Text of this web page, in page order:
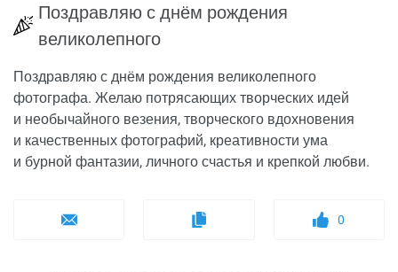
Поздравляю с днём рождения
великолепного
Поздравляю с днём рождения великолепного
фотографа. Желаю потрясающих творческих идей
и необычайного везения, творческого вдохновения
и качественных фотографий, креативности ума
и бурной фантазии, личного счастья и крепкой любви.
0